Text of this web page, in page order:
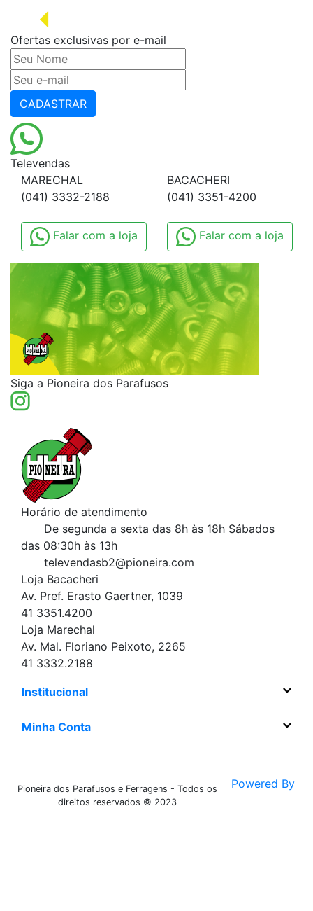
Ofertas exclusivas por e-mail
CADASTRAR
Televendas
MARECHAL
(041) 3332-2188
Falar com a loja
BACACHERI
(041) 3351-4200
Falar com a loja
Siga a Pioneira dos Parafusos
Horário de atendimento
De segunda a sexta das 8h às 18h Sábados
das 08:30h às 13h
televendasb2@pioneira.com
Loja Bacacheri
Av. Pref. Erasto Gaertner, 1039
41 3351.4200
Loja Marechal
Av. Mal. Floriano Peixoto, 2265
41 3332.2188
Institucional
Minha Conta
Pioneira dos Parafusos e Ferragens - Todos os
direitos reservados © 2023
Powered By